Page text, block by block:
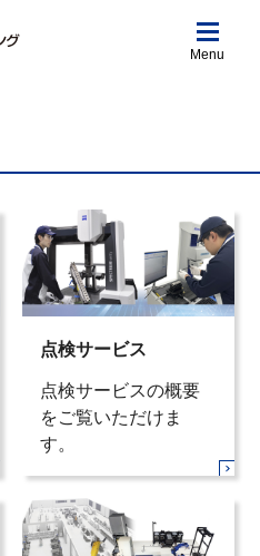
Menu
点検サービス
点検サービスの概要
をご覧いただけま
す。